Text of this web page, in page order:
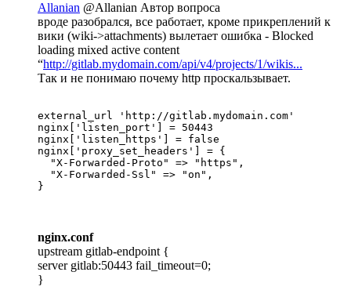
Allanian @Allanian Автор вопроса
вроде разобрался, все работает, кроме прикреплений к
вики (wiki->attachments) вылетает ошибка - Blocked
loading mixed active content
“http://gitlab.mydomain.com/api/v4/projects/1/wikis...
Так и не понимаю почему http проскальзывает.
external_url 'http://gitlab.mydomain.com'
nginx['listen_port'] = 50443
nginx['listen_https'] = false
nginx['proxy_set_headers'] = {
  "X-Forwarded-Proto" => "https",
  "X-Forwarded-Ssl" => "on",
}
nginx.conf
upstream gitlab-endpoint {
server gitlab:50443 fail_timeout=0;
}